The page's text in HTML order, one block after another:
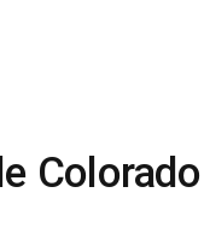
Colorado